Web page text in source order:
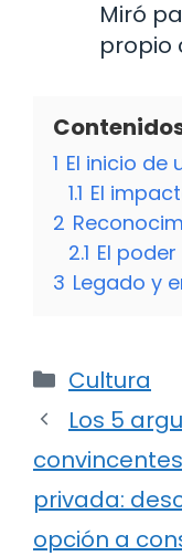
Miró
propio
1 El inicio de
1.1 El
2
2.1 El
3 Legado y
Categorías
Cultura
Los 5
privada:
opción a